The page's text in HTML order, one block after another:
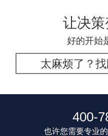
让决
好的开始
太麻烦了？
400-
也许您需要专业